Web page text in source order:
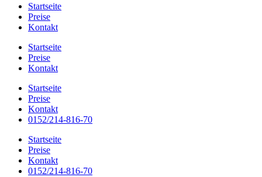
Startseite
Preise
Kontakt
Startseite
Preise
Kontakt
Startseite
Preise
Kontakt
0152/214-816-70
Startseite
Preise
Kontakt
0152/214-816-70